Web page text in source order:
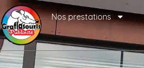
Nos prestations